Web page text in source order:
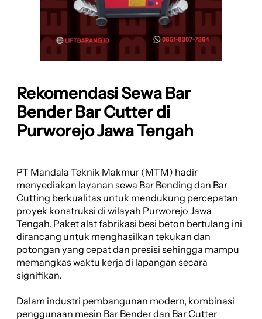
Rekomendasi Sewa Bar
Bender Bar Cutter di
Purworejo Jawa Tengah
PT Mandala Teknik Makmur (MTM) hadir
menyediakan layanan sewa Bar Bending dan Bar
Cutting berkualitas untuk mendukung percepatan
proyek konstruksi di wilayah Purworejo Jawa
Tengah. Paket alat fabrikasi besi beton bertulang ini
dirancang untuk menghasilkan tekukan dan
potongan yang cepat dan presisi sehingga mampu
memangkas waktu kerja di lapangan secara
signifikan.
Dalam industri pembangunan modern, kombinasi
penggunaan mesin Bar Bender dan Bar Cutter